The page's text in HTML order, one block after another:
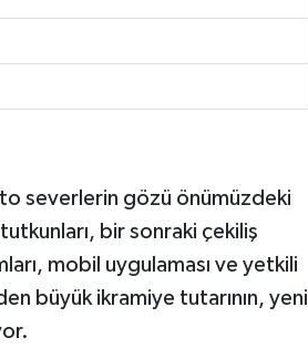
severlerin gözü önümüzdeki
bir sonraki çekiliş
mobil uygulaması ve yetkili
büyük ikramiye tutarının, yeni